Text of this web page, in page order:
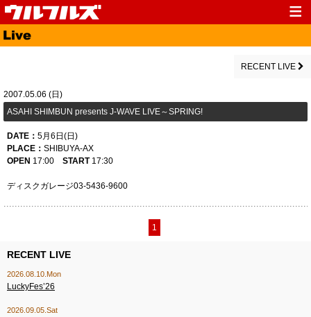
Top
Profile
Fanclub Goods
Contact
RECENT LIVE
2007.05.06 (日)
ASAHI SHIMBUN presents J-WAVE LIVE～SPRING!
DATE： 5月 6日(日)
PLACE： SHIBUYA-AX
OPEN 17:00 START17:30
ディスクガレージ03-5436-9600
1
RECENT LIVE
2026.08.10.Mon
LuckyFes’26
2026.09.05.Sat